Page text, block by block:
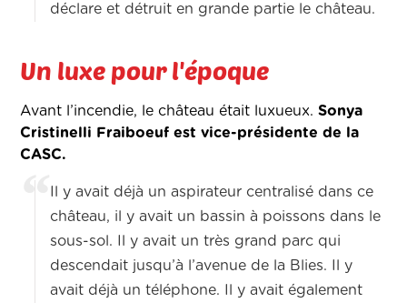
déclare et détruit en grande partie le château.
Un luxe pour l'époque
Avant l’incendie, le château était luxueux.Sonya
Cristinelli Fraiboeuf est vice-présidente de la
CASC.
Il y avait déjà un aspirateur centralisé dans ce
château, il y avait un bassin à poissons dans le
sous-sol. Il y avait un très grand parc qui
descendait jusqu’à l’avenue de la Blies. Il y
avait déjà un téléphone. Il y avait également